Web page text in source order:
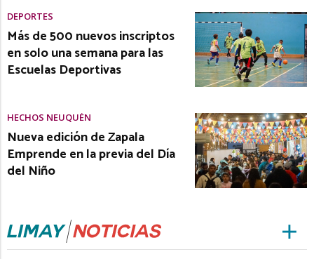
DEPORTES
Más de 500 nuevos inscriptos
en solo una semana para las
Escuelas Deportivas
HECHOS NEUQUÉN
Nueva edición de Zapala
Emprende en la previa del Día
del Niño